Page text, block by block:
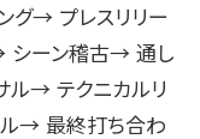
グ→ プレスリリー
シーン稽古→ 通し
ル→ テクニカルリ
→ 最終打ち合わ